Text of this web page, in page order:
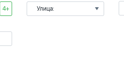
4+ Улица: